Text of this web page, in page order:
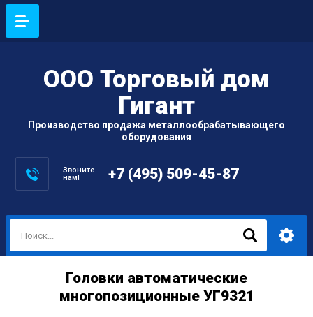
ООО Торговый дом
Гигант
Производство продажа металлообрабатывающего
оборудования
Звоните
нам!
+7 (495) 509-45-87
Головки автоматические
многопозиционные УГ9321